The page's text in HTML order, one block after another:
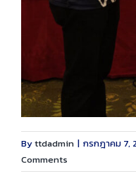
Byttdadmin | กรกฎาคม 7,
Comments